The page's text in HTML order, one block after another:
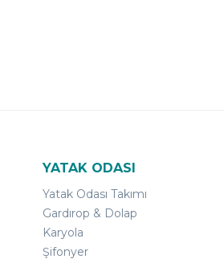
YATAK ODASI
Yatak Odası Takımı
Gardırop & Dolap
Karyola
Şifonyer